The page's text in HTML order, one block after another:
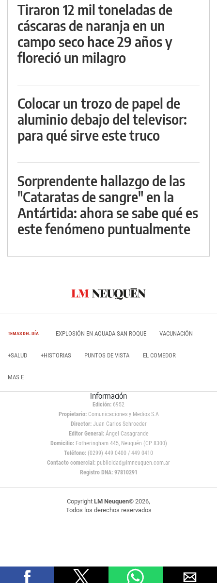
Tiraron 12 mil toneladas de
cáscaras de naranja en un
campo seco hace 29 años y
floreció un milagro
Colocar un trozo de papel de
aluminio debajo del televisor:
para qué sirve este truco
Sorprendente hallazgo de las
"Cataratas de sangre" en la
Antártida: ahora se sabe qué es
este fenómeno puntualmente
TEMAS DEL DÍA EXPLOSIÓN EN AGUADA SAN ROQUE VACUNACIÓN
+SALUD +HISTORIAS PUNTOS DE VISTA EL COMEDOR
MAS E
Información
Edición: 6952
Propietario:Comunicaciones y Medios S.A
Director: Juan Carlos Schroeder
Editor General:Ángel Casagrande
Domicilio:Fotheringham 445, Neuquén (CP 8300)
Teléfono: (0299) 449 0400 / 449 0410
Contacto comercial: publicidad@lmneuquen.com.ar
Registro DNA: 97810291
Copyright LM Neuquen© 2026,
Todos los derechos reservados